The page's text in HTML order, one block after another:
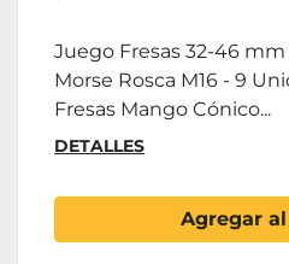
Juego Fresas 32-46
Morse Rosca M16 - 9
Fresas Mango Cónico...
DETALLES
Agregar